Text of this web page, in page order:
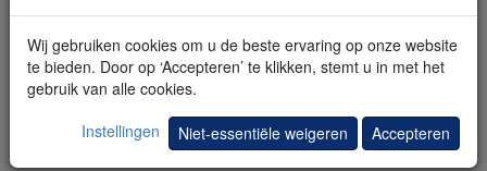
Wij gebruiken cookies om u de beste ervaring op onze website
te bieden. Door op ‘Accepteren’ te klikken, stemt u in met het
gebruik van alle cookies.
Instellingen
Niet-essentiële weigeren Accepteren
Mobiele demo
Newsletter
Beurskennis